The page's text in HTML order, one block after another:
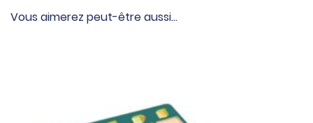
Vous aimerez peut-être aussi…